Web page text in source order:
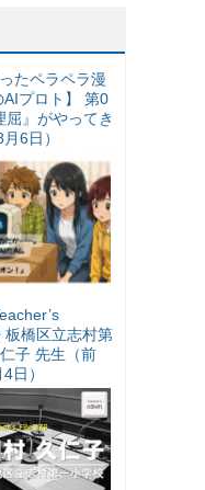
たペラペラ漫
プロト】 第0
』がやってき
6日）
板橋区立志村第
子 先生（前
日）